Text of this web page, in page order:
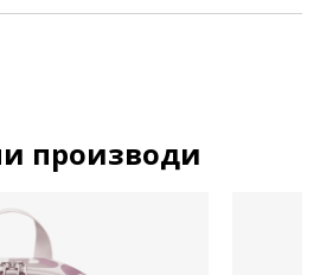
производи